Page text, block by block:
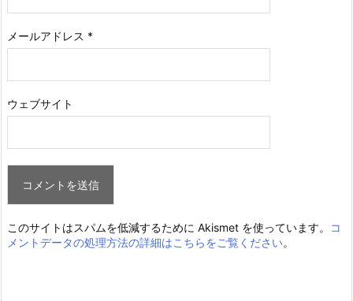
メールアドレス *
ウェブサイト
このサイトはスパムを低減するために Akismet を使っています。
コ
メントデータの処理方法の詳細はこちらをご覧ください。